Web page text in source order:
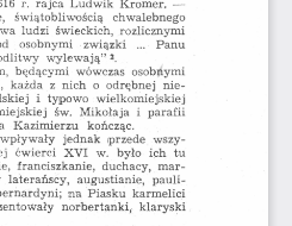
świątobliwością  chwalebnego
ludzi  świeckich,  rozlicznymi
osobnymi  związki   ...   Panu
w ylew ają” 3.
będącymi  wówczas  osobnymi
każda  z  nich  o  odrębnej  nie­
i  typowo  wielkomiejskiej
św.  Mikołaja  i  parafii
Kazimierzu  kończąc.
jednak  przede  wszy­
ćwierci  XVI  w.  było  ich  tu
franciszkanie,  duchacy,  m ar­
laterańscy,  augustianie,  pauli­
na  Piasku  karmelici
norbertanki,  klaryski